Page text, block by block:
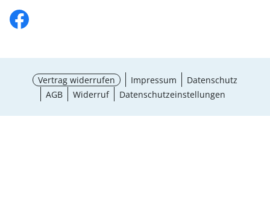
Vertrag widerrufen Impressum
Datenschutz
AGB
Widerruf Datenschutzeinstellungen